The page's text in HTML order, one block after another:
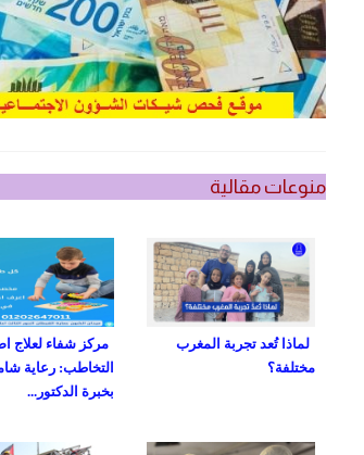
منوعات مقالية
مركز شفاء لعلاج
التخاطب: رعاية
بخبرة الدكتور...
لماذا تُعد تجربة المغرب
مختلفة؟